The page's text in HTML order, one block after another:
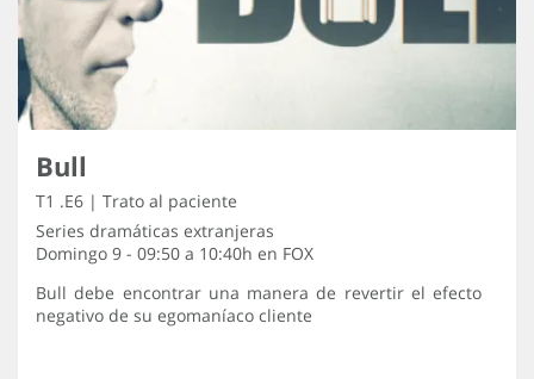
Bull
T1 .E6 | Trato al paciente
Series dramáticas extranjeras
Domingo 9 - 09:50 a 10:40h en FOX
Bull debe encontrar una manera de revertir el efecto
negativo de su egomaníaco cliente